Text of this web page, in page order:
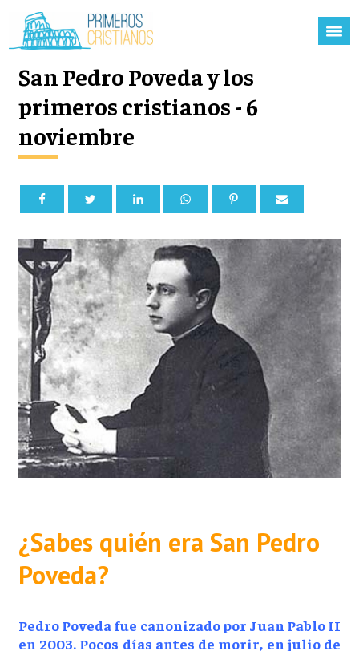
San Pedro Poveda y los
primeros cristianos - 6
noviembre
¿Sabes quién era San Pedro
Poveda?
Pedro Poveda fue canonizado por Juan Pablo II
en 2003. Pocos días antes de morir, en julio de